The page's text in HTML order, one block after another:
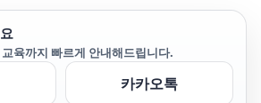
교육까지 빠르게 안내해드립니다.
카카오톡